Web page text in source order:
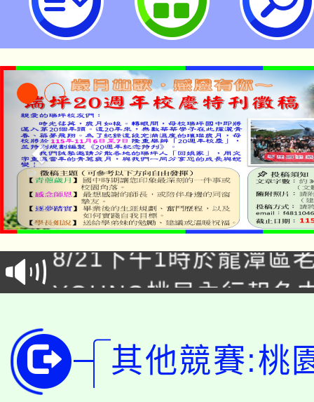
「本色祭」8/29、30在
場熱烈登場!
8/21下午1時於龍潭區
徵才活動。
YOUNG桃局內行報名
開!
115年桃園市運動會8/
桃園市低收入戶享有免
其他競賽:桃